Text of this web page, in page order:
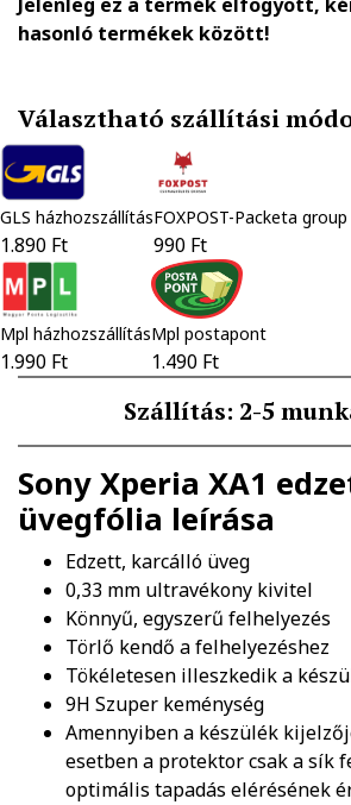
hasonló termékek között!
Választható szállítási
GLS házhozszállítás
1.890 Ft
FOXPOST-Packeta
990 Ft
Mpl házhozszállítás
1.990 Ft
Mpl postapont
1.490 Ft
Szállítás: 2-5
Sony Xperia XA1
üvegfólia leírása
Edzett, karcálló üveg
0,33 mm ultravékony kivitel
Könnyű, egyszerű felhelyezés
Törlő kendő a felhelyezéshez
Tökéletesen illeszkedik a
9H Szuper keménység
Amennyiben a készülék
esetben a protektor csak a sík
optimális tapadás elérésének